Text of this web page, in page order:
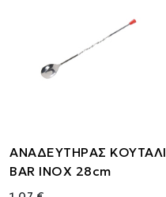
ΑΝΑΔΕΥΤΗΡΑΣ ΚΟΥΤΑΛΙ
BAR INOX 28cm